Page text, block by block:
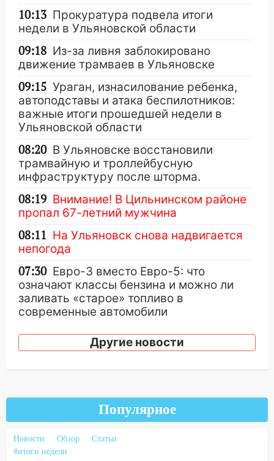
10:13 Прокуратура подвела итоги
недели в Ульяновской области
09:18 Из-за ливня заблокировано
движение трамваев в Ульяновске
09:15 Ураган, изнасилование ребенка,
автоподставы и атака беспилотников:
важные итоги прошедшей недели в
Ульяновской области
08:20 В Ульяновске восстановили
трамвайную и троллейбусную
инфраструктуру после шторма.
08:19 Внимание! В Цильнинском районе
пропал 67-летний мужчина
08:11 На Ульяновск снова надвигается
непогода
07:30 Евро-3 вместо Евро-5: что
означают классы бензина и можно ли
заливать «старое» топливо в
современные автомобили
06:30 Какая погода будет в Ульяновской
области днем 9 августа
три знака получат шанс, который нельзя
20:10 Во время урагана в Ульяновске на
Другие новости
Популярное
Новости Обзор
Статьи
#итоги недели